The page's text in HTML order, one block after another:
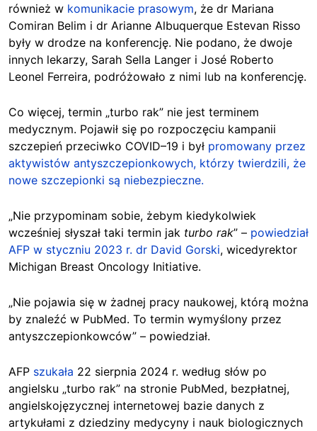
również w komunikacie prasowym, że dr Mariana
Comiran Belim i dr Arianne Albuquerque Estevan Risso
były w drodze na konferencję. Nie podano, że dwoje
innych lekarzy, Sarah Sella Langer i José Roberto
Leonel Ferreira, podróżowało z nimi lub na konferencję.
Co więcej, termin „turbo rak” nie jest terminem
medycznym. Pojawił się po rozpoczęciu kampanii
szczepień przeciwko COVID–19 i był promowany przez
aktywistów antyszczepionkowych, którzy twierdzili, że
nowe szczepionki są niebezpieczne.
„Nie przypominam sobie, żebym kiedykolwiek
wcześniej słyszał taki termin jak turbo rak” – powiedział
AFP w styczniu 2023 r. dr David Gorski, wicedyrektor
Michigan Breast Oncology Initiative.
„Nie pojawia się w żadnej pracy naukowej, którą można
by znaleźć w PubMed. To termin wymyślony przez
antyszczepionkowców” – powiedział.
AFP szukała 22 sierpnia 2024 r. według słów po
angielsku „turbo rak” na stronie PubMed, bezpłatnej,
angielskojęzycznej internetowej bazie danych z
artykułami z dziedziny medycyny i nauk biologicznych